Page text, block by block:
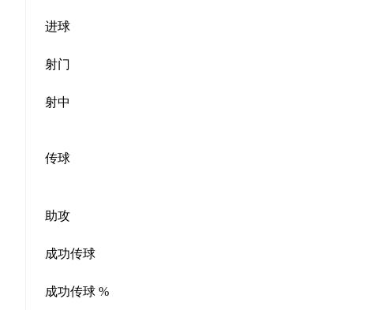
进球
射门
射中
传球
助攻
成功传球
成功传球 %